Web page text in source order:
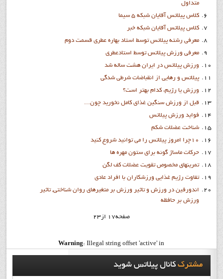
متداول
کلاس پيلاتس آقايان شبکه 5 سيما
کلاس پيلاتس آقايان شبکه خبر
معرفي رشته پيلاتس توسط استاد بهاره عطري قسمت دوم
معرفي ورزش پيلاتس توسط استادعطري
ورزش پيلاتس در ایران هشت ساله شد
پیلاتس و رهایی از انقباضات شرطی شدگی
ورزش يا رژيم، كدام بهتر است؟
قبل از ورزش سنگین غذای کامل نخوريد چون...
فواید ورزش پيلاتس
شناخت عضلات شکم
10چرا امروز پيلاتس را مي توانيد شروع کنيد
حرکات ماساژ گونه براي ستون مهره ها
تمرينهاي مخصوص تقويت عضلات كف لگن
تفاوت رژيم غذايي ورزشكاران با افراد عادي
اندورفین در ورزش و تاثیر ورزش بر متغیرهای روان شناختی, تاثیر
ورزش بر حافظه
صفحه17 از23
Warning: Illegal string offset 'active' in
home/ipilate6/public_html/templates/soul_search/html/pagination.php
on line90 مشترککانال پيلاتس شويد